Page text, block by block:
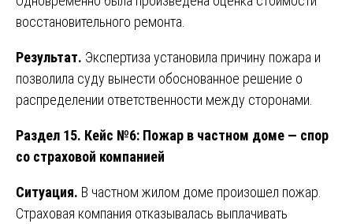
восстановительного ремонта.
Результат. Экспертиза установила причину пожара и
позволила суду вынести обоснованное решение о
распределении ответственности между сторонами.
Раздел 15. Кейс №6: Пожар в частном доме — спор
со страховой компанией
Ситуация. В частном жилом доме произошел пожар.
Страховая компания отказывалась выплачивать